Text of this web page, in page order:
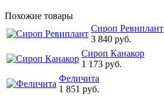
Похожие товары
Сироп Ревиплант
3 840 руб.
Сироп Канакор
1 173 руб.
Феличита
1 851 руб.